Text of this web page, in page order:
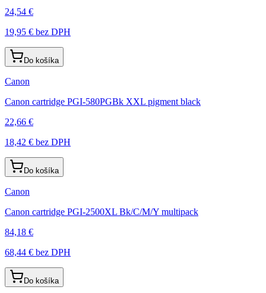
24,54 €
19,95 € bez DPH
Do košíka
Canon
Canon cartridge PGI-580PGBk XXL pigment black
22,66 €
18,42 € bez DPH
Do košíka
Canon
Canon cartridge PGI-2500XL Bk/C/M/Y multipack
84,18 €
68,44 € bez DPH
Do košíka